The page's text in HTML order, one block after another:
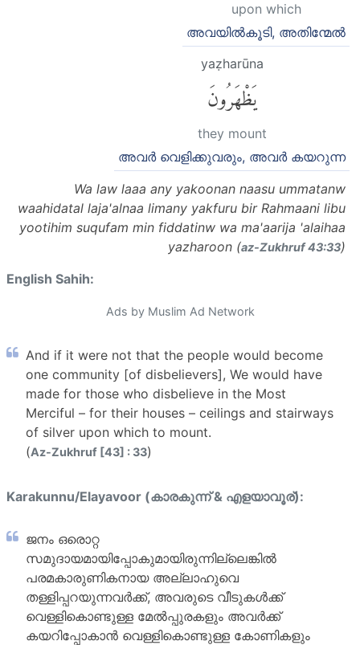
upon which
അവയില്‍കൂടി, അതിന്മേല്‍
yaẓharūna
يَظْهَرُونَ
they mount
അവര്‍ വെളിക്കുവരും, അവര്‍ കയറുന്ന
Wa law laaa any yakoonan naasu ummatanw
waahidatal laja'alnaa limany yakfuru bir Rahmaani libu
yootihim suqufam min fiddatinw wa ma'aarija 'alaihaa
yazharoon (az-Zukhruf 43:33)
English Sahih:
Ads by Muslim Ad Network
And if it were not that the people would become
one community [of disbelievers], We would have
made for those who disbelieve in the Most
Merciful – for their houses – ceilings and stairways
of silver upon which to mount.
(Az-Zukhruf [43] : 33)
Karakunnu/Elayavoor (കാരകുന്ന് & എളയാവൂര്):
ജനം ഒരൊറ്റ
സമുദായമായിപ്പോകുമായിരുന്നില്ലെങ്കില്‍
പരമകാരുണികനായ അല്ലാഹുവെ
തള്ളിപ്പറയുന്നവര്‍ക്ക്, അവരുടെ വീടുകള്‍ക്ക്
വെള്ളികൊണ്ടുള്ള മേല്‍പ്പുരകളും അവര്‍ക്ക്
കയറിപ്പോകാന്‍ വെള്ളികൊണ്ടുള്ള കോണികളും